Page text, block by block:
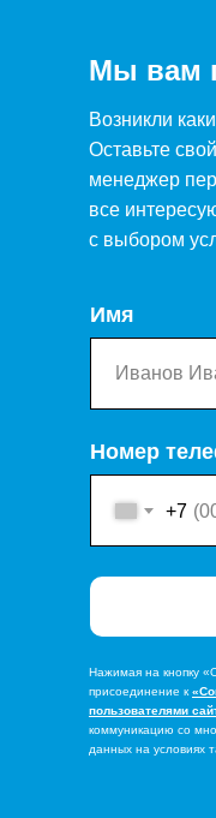
Имя
Номер
+7
Мы вам
Возникли
Оставьте
менеджер
все
с выбором
Нажимая на кнопку
присоединение к
пользователями
коммуникацию со
данных на условиях